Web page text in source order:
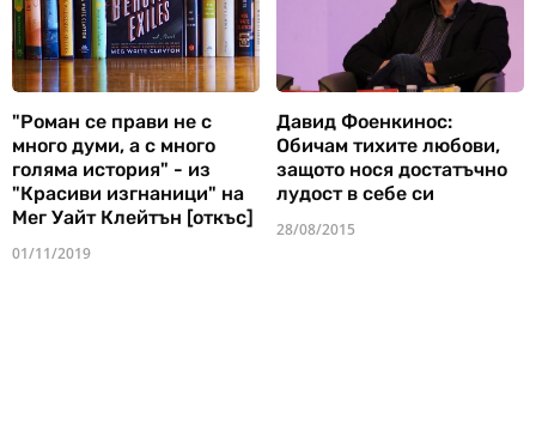
"Роман се прави не с
много думи, а с много
голяма история" - из
"Красиви изгнаници" на
Мег Уайт Клейтън [откъс]
01/11/2019
Давид Фоенкинос:
Обичам тихите любови,
защото нося достатъчно
лудост в себе си
28/08/2015